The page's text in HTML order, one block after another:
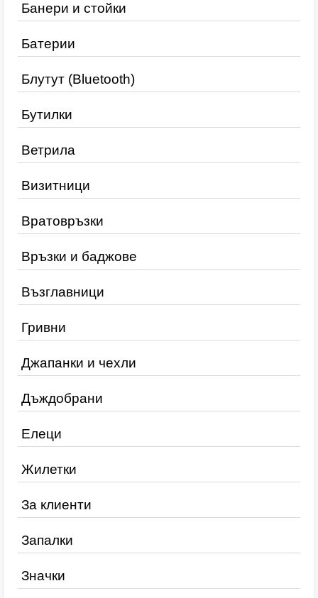
Банери и стойки
Батерии
Блутут (Bluetooth)
Бутилки
Ветрила
Визитници
Вратовръзки
Връзки и баджове
Възглавници
Гривни
Джапанки и чехли
Дъждобрани
Елеци
Жилетки
За клиенти
Запалки
Значки